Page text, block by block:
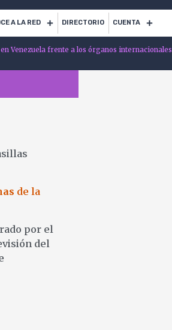
A LA RED DIRECTORIO CUENTA
en Venezuela frente a los órganos internacionales
de la
por el
del